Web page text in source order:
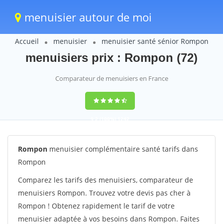
menuisier autour de moi
Accueil menuisier menuisier santé sénior Rompon
menuisiers prix : Rompon (72)
Comparateur de menuisiers en France
9,2(100%)1242
votes
Rompon menuisier complémentaire santé tarifs dans
Rompon
Comparez les tarifs des menuisiers, comparateur de
menuisiers Rompon. Trouvez votre devis pas cher à
Rompon ! Obtenez rapidement le tarif de votre
menuisier adaptée à vos besoins dans Rompon. Faites